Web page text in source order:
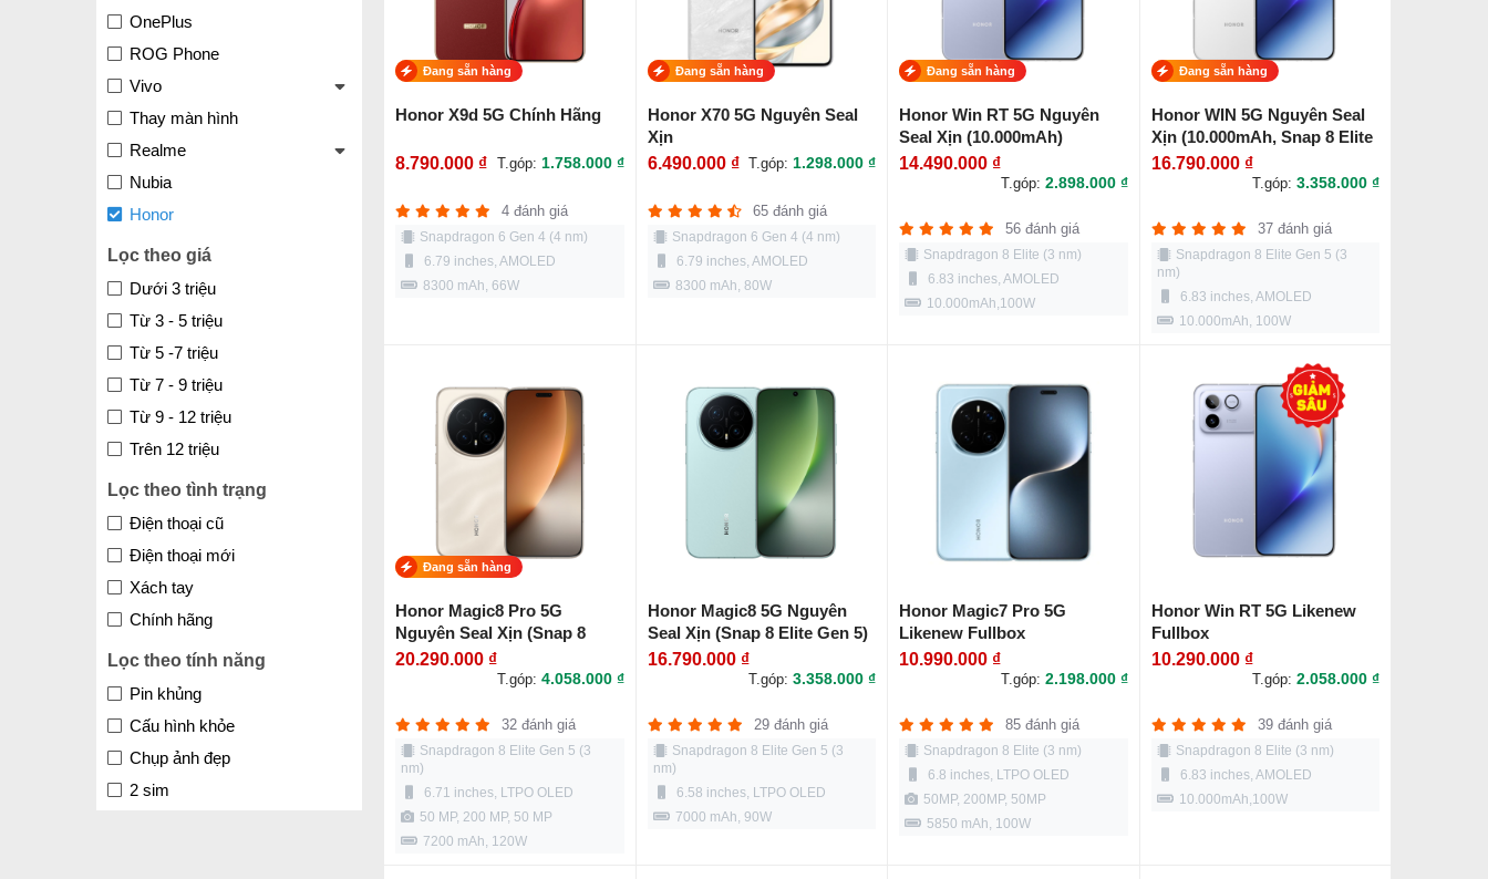
OnePlus
ROG Phone
Vivo
Thay màn hình
Realme
Nubia
Honor
Lọc theo giá
Dưới 3 triệu
Từ 3 - 5 triệu
Từ 5 -7 triệu
Từ 7 - 9 triệu
Từ 9 - 12 triệu
Trên 12 triệu
Lọc theo tình trạng
Điện thoại cũ
Điện thoại mới
Xách tay
Chính hãng
Lọc theo tính năng
Pin khủng
Cấu hình khỏe
Chụp ảnh đẹp
2 sim
Honor X9d 5G Chính Hãng
8.790.000 ₫ T.góp: 1.758.000 ₫
4 đánh giá
Snapdragon 6 Gen 4 (4 nm)
6.79 inches, AMOLED
8300 mAh, 66W
Đang sẵn hàng
Honor X70 5G Nguyên Seal
Xịn
6.490.000 ₫ T.góp: 1.298.000 ₫
65 đánh giá
Snapdragon 6 Gen 4 (4 nm)
6.79 inches, AMOLED
8300 mAh, 80W
Đang sẵn hàng
Honor Win RT 5G Nguyên
Seal Xịn (10.000mAh)
14.490.000 ₫
T.góp: 2.898.000 ₫
56 đánh giá
Snapdragon 8 Elite (3 nm)
6.83 inches, AMOLED
10.000mAh,100W
Đang sẵn hàng
Honor WIN 5G Nguyên Seal
Xịn (10.000mAh, Snap 8 Elite
Gen5)
16.790.000 ₫
T.góp: 3.358.000 ₫
37 đánh giá
Snapdragon 8 Elite Gen 5 (3
nm)
6.83 inches, AMOLED
10.000mAh, 100W
Đang sẵn hàng
Honor Magic8 Pro 5G
Nguyên Seal Xịn (Snap 8
Elite Gen 5)
20.290.000 ₫
T.góp: 4.058.000 ₫
32 đánh giá
Snapdragon 8 Elite Gen 5 (3
nm)
6.71 inches, LTPO OLED
50 MP, 200 MP, 50 MP
7200 mAh, 120W
Đang sẵn hàng
Honor Magic8 5G Nguyên
Seal Xịn (Snap 8 Elite Gen 5)
16.790.000 ₫
T.góp: 3.358.000 ₫
29 đánh giá
Snapdragon 8 Elite Gen 5 (3
nm)
6.58 inches, LTPO OLED
7000 mAh, 90W
Honor Magic7 Pro 5G
Likenew Fullbox
10.990.000 ₫
T.góp: 2.198.000 ₫
85 đánh giá
Snapdragon 8 Elite (3 nm)
6.8 inches, LTPO OLED
50MP, 200MP, 50MP
5850 mAh, 100W
Honor Win RT 5G Likenew
Fullbox
10.290.000 ₫
T.góp: 2.058.000 ₫
39 đánh giá
Snapdragon 8 Elite (3 nm)
6.83 inches, AMOLED
10.000mAh,100W